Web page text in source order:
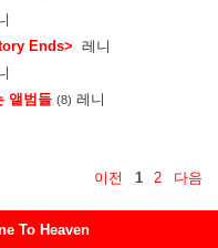
Ends> 레니
앨범들 (8) 레니
이전 1 2 다음
To Heaven